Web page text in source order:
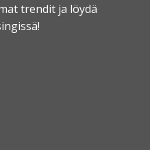
trendit ja löydä